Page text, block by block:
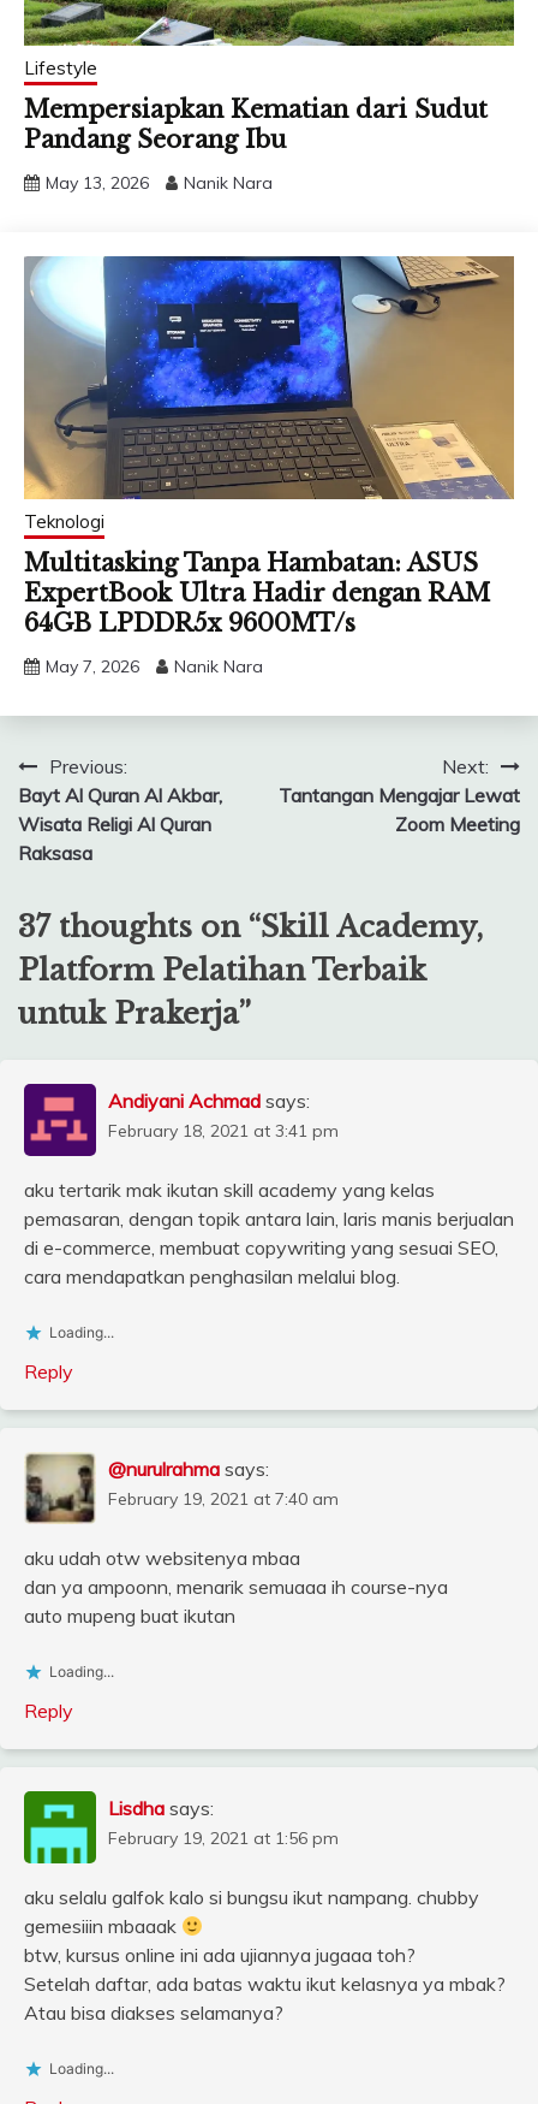
Lifestyle
Mempersiapkan Kematian dari Sudut
Pandang Seorang Ibu
May 13, 2026 Nanik Nara
Teknologi
Multitasking Tanpa Hambatan: ASUS
ExpertBook Ultra Hadir dengan RAM
64GB LPDDR5x 9600MT/s
May 7, 2026 Nanik Nara
Post
navigation
Previous:
Bayt Al Quran Al Akbar,
Wisata Religi Al Quran
Raksasa
Next:
Tantangan Mengajar Lewat
Zoom Meeting
37 thoughts on “Skill Academy,
Platform Pelatihan Terbaik
untuk Prakerja”
Andiyani Achmad says:
February 18, 2021 at 3:41 pm
aku tertarik mak ikutan skill academy yang kelas
pemasaran, dengan topik antara lain, laris manis berjualan
di e-commerce, membuat copywriting yang sesuai SEO,
cara mendapatkan penghasilan melalui blog.
Loading...
Reply
@nurulrahma says:
February 19, 2021 at 7:40 am
aku udah otw websitenya mbaa
dan ya ampoonn, menarik semuaaa ih course-nya
auto mupeng buat ikutan
Loading...
Reply
Lisdha says:
February 19, 2021 at 1:56 pm
aku selalu galfok kalo si bungsu ikut nampang. chubby
gemesiiin mbaaak
btw, kursus online ini ada ujiannya jugaaa toh?
Setelah daftar, ada batas waktu ikut kelasnya ya mbak?
Atau bisa diakses selamanya?
Loading...